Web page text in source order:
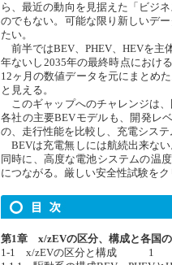
ら、最近の動向を見据えた「ビジ
のでもない。可能な限り新しいデ
たい。
前半ではBEV、PHEV、HEVを主
年ないし2035年の最終時点におけ
12ヶ月の数値データを元にまとめ
と見える。
このギャップへのチャレンジは、
各社の主要BEVモデルも、開発レ
の、走行性能を比較し、充電システ
BEVは充電無しには航続出来ない
同時に、高度な電池システムの温
につながる。厳しい安全性試験を
第1章 x/zEVの区分、構成と各国
1-1 x/zEVの区分と構成 1